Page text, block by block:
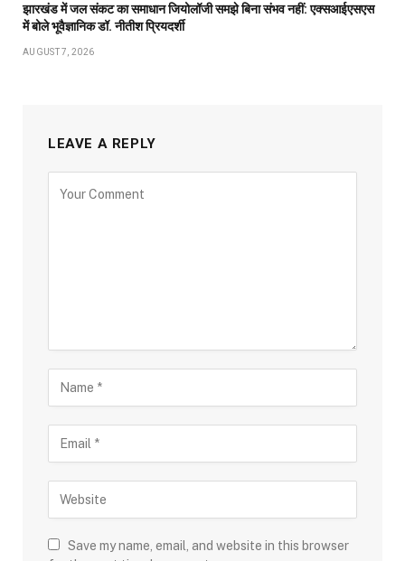
झारखंड में जल संकट का समाधान जियोलॉजी समझे बिना संभव नहीं: एक्सआईएसएस
में बोले भूवैज्ञानिक डॉ. नीतीश प्रियदर्शी
AUGUST 7, 2026
LEAVE A REPLY
Save my name, email, and website in this browser